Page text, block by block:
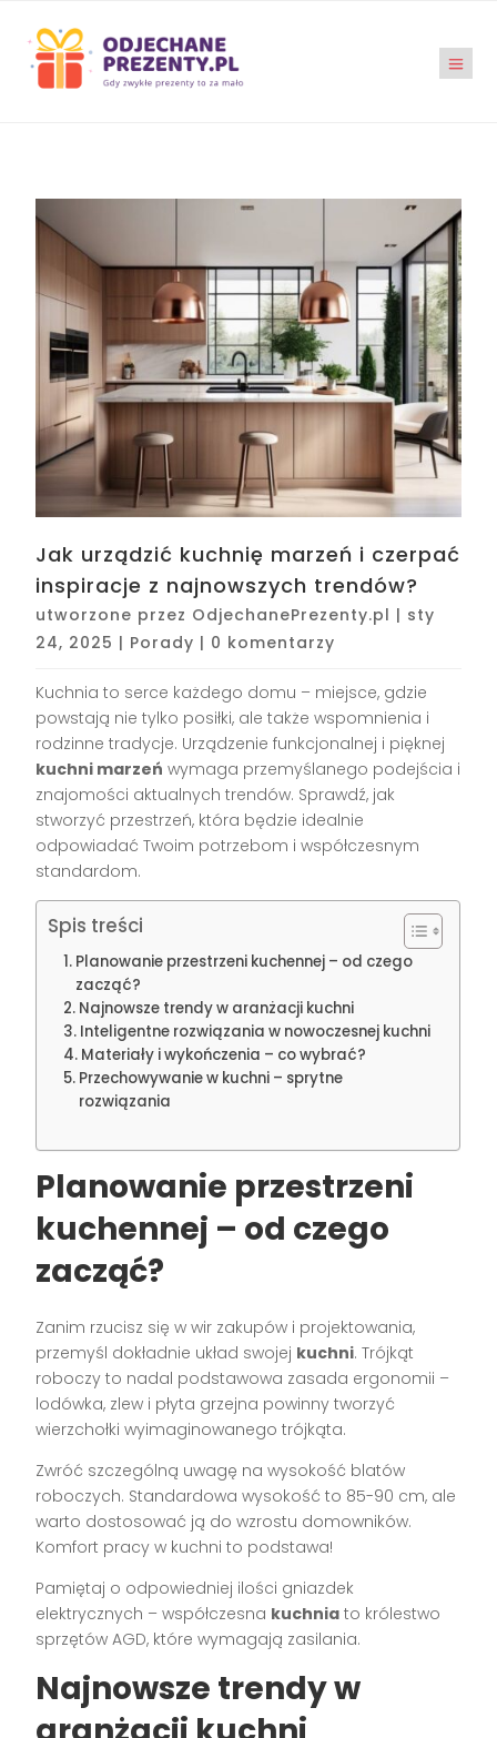
Jak urządzić kuchnię marzeń i czerpać
inspiracje z najnowszych trendów?
utworzone przez OdjechanePrezenty.pl | sty
24, 2025 | Porady | 0 komentarzy
Kuchnia to serce każdego domu – miejsce, gdzie
powstają nie tylko posiłki, ale także wspomnienia i
rodzinne tradycje. Urządzenie funkcjonalnej i pięknej
kuchni marzeń wymaga przemyślanego podejścia i
znajomości aktualnych trendów. Sprawdź, jak
stworzyć przestrzeń, która będzie idealnie
odpowiadać Twoim potrzebom i współczesnym
standardom.
Spis treści
Planowanie przestrzeni kuchennej – od czego
zacząć?
Najnowsze trendy w aranżacji kuchni
Inteligentne rozwiązania w nowoczesnej kuchni
Materiały i wykończenia – co wybrać?
Przechowywanie w kuchni – sprytne
rozwiązania
Planowanie przestrzeni
kuchennej – od czego
zacząć?
Zanim rzucisz się w wir zakupów i projektowania,
przemyśl dokładnie układ swojej kuchni. Trójkąt
roboczy to nadal podstawowa zasada ergonomii –
lodówka, zlew i płyta grzejna powinny tworzyć
wierzchołki wyimaginowanego trójkąta.
Zwróć szczególną uwagę na wysokość blatów
roboczych. Standardowa wysokość to 85-90 cm, ale
warto dostosować ją do wzrostu domowników.
Komfort pracy w kuchni to podstawa!
Pamiętaj o odpowiedniej ilości gniazdek
elektrycznych – współczesna kuchnia to królestwo
sprzętów AGD, które wymagają zasilania.
Najnowsze trendy w